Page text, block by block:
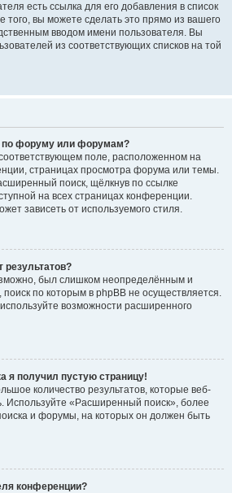
есть ссылка для его добавления в список
того, вы можете сделать это прямо из вашего
вводом имени пользователя. Вы
из соответствующих списков на той
по форуму или форумам?
поле, расположенном на
страницах просмотра форума или темы.
поиск, щёлкнув по ссылке
на всех страницах конференции.
зависеть от используемого стиля.
результатов?
был слишком неопределённым и
по которым в phpBB не осуществляется.
возможности расширенного
я получил пустую страницу!
количество результатов, которые веб-
Используйте «Расширенный поиск», более
и форумы, на которых он должен быть
конференции?